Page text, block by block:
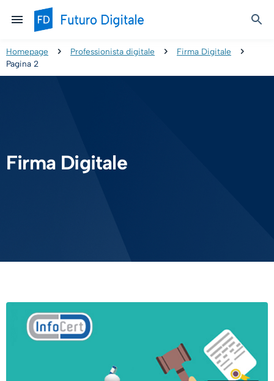
Homepage Professionista digitale
Firma Digitale
Pagina 2
Firma Digitale